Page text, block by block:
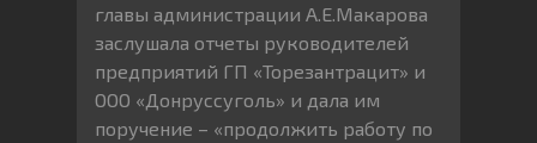
главы администрации А.Е.Макарова
заслушала отчеты руководителей
предприятий ГП «Торезантрацит» и
ООО «Донруссуголь» и дала им
поручение – «продолжить работу по